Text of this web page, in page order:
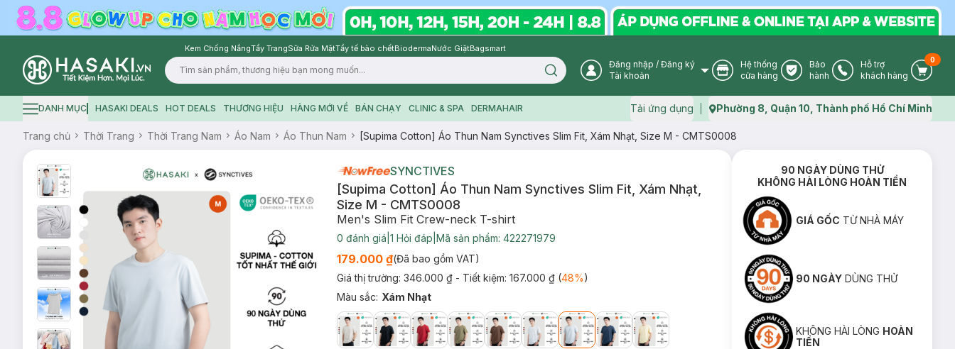
Kem Chống NắngTẩy TrangSữa Rửa MặtTẩy tế bào chếtBiodermaNước GiặtBagsmart
Logo
Search icon User Icon
Đăng nhập / Đăng ký
Tài khoản
Store Icon
Hệ thống
cửa hàng
Warranty Icon
Bảo
hành
Phone Icon
Hỗ trợ
khách hàng
Cart
0
Hamburger icon
DANH MỤC HASAKI DEALS HOT DEALS THƯƠNG HIỆU HÀNG MỚI VỀ BÁN CHẠY CLINIC & SPA DERMAHAIR Tải ứng dụng Map icon
Phường 8, Quận 10, Thành phố Hồ Chí Minh
Trang chủ Thời Trang Thời Trang Nam Áo Nam Áo Thun Nam [Supima Cotton] Áo Thun Nam Synctives Slim Fit, Xám Nhạt, Size M - CMTS0008
SYNCTIVES
[Supima Cotton] Áo Thun Nam Synctives Slim Fit, Xám Nhạt,
Size M - CMTS0008
Men's Slim Fit Crew-neck T-shirt
0 đánh giá 1 Hỏi đáp Mã sản phẩm: 422271979
179.000 ₫(Đã bao gồm VAT)
Giá thị trường: 346.000 ₫ - Tiết kiệm: 167.000 ₫(48%)
Màu sắc: Xám Nhạt
90 NGÀY DÙNG THỬ
KHÔNG HÀI LÒNG HOÀN TIỀN
GIÁ GỐC TỪ NHÀ MÁY
90 NGÀY DÙNG THỬ
KHÔNG HÀI LÒNG HOÀN
TIỀN